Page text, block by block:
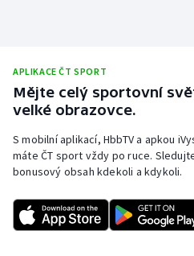
APLIKACE ČT SPORT
Mějte celý sportovní
velké obrazovce.
S mobilní aplikací, HbbTV a apkou
máte ČT sport vždy po ruce.
bonusový obsah kdekoli a kdykoli.